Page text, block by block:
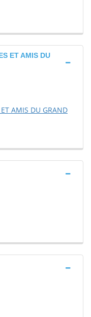
ET AMIS DU
ET AMIS DU GRAND